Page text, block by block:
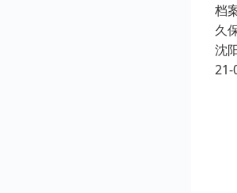
档
久
沈
21-